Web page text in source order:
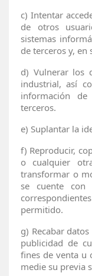
c) Intentar
de otros
sistemas
de terceros y, en
d) Vulnerar los
industrial, así
información
terceros.
e) Suplantar la
f) Reproducir,
o cualquier
transformar o
se cuente
permitido.
g) Recabar
publicidad de
fines de venta u
medie su previa